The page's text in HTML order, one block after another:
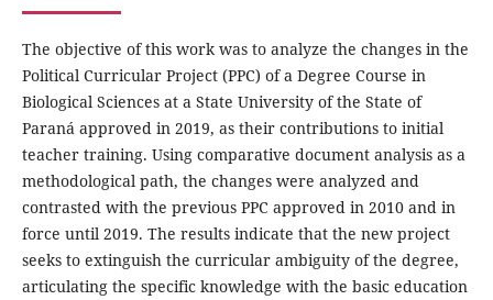
The objective of this work was to analyze the changes in the
Political Curricular Project (PPC) of a Degree Course in
Biological Sciences at a State University of the State of
Paraná approved in 2019, as their contributions to initial
teacher training. Using comparative document analysis as a
methodological path, the changes were analyzed and
contrasted with the previous PPC approved in 2010 and in
force until 2019. The results indicate that the new project
seeks to extinguish the curricular ambiguity of the degree,
articulating the specific knowledge with the basic education